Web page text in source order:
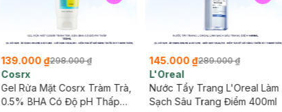
139.000 ₫298.000 ₫
Cosrx
Gel Rửa Mặt Cosrx Tràm Trà,
0.5% BHA Có Độ pH Thấp
145.000 ₫289.000 ₫
L'Oreal
Nước Tẩy Trang L'Oreal Làm
Sạch Sâu Trang Điểm 400ml